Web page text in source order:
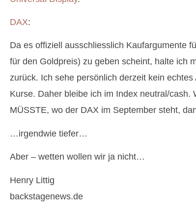
DAX:
Da es offiziell ausschliesslich Kaufargumente
für den Goldpreis) zu geben scheint, halte ich
zurück. Ich sehe persönlich derzeit kein
Kurse. Daher bleibe ich im Index neutral/cash.
MÜSSTE, wo der DAX im September steht,
…irgendwie tiefer…
Aber – wetten wollen wir ja nicht…
Henry Littig
backstagenews.de